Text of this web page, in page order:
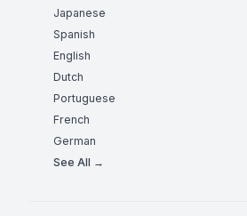
Japanese
Spanish
English
Dutch
Portuguese
French
German
See All →